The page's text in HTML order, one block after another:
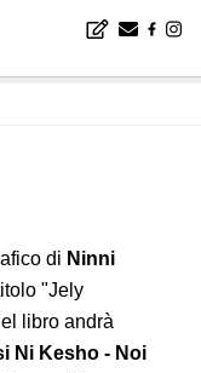
di Ninni
"Jely
libro andrà
Ni Kesho - Noi